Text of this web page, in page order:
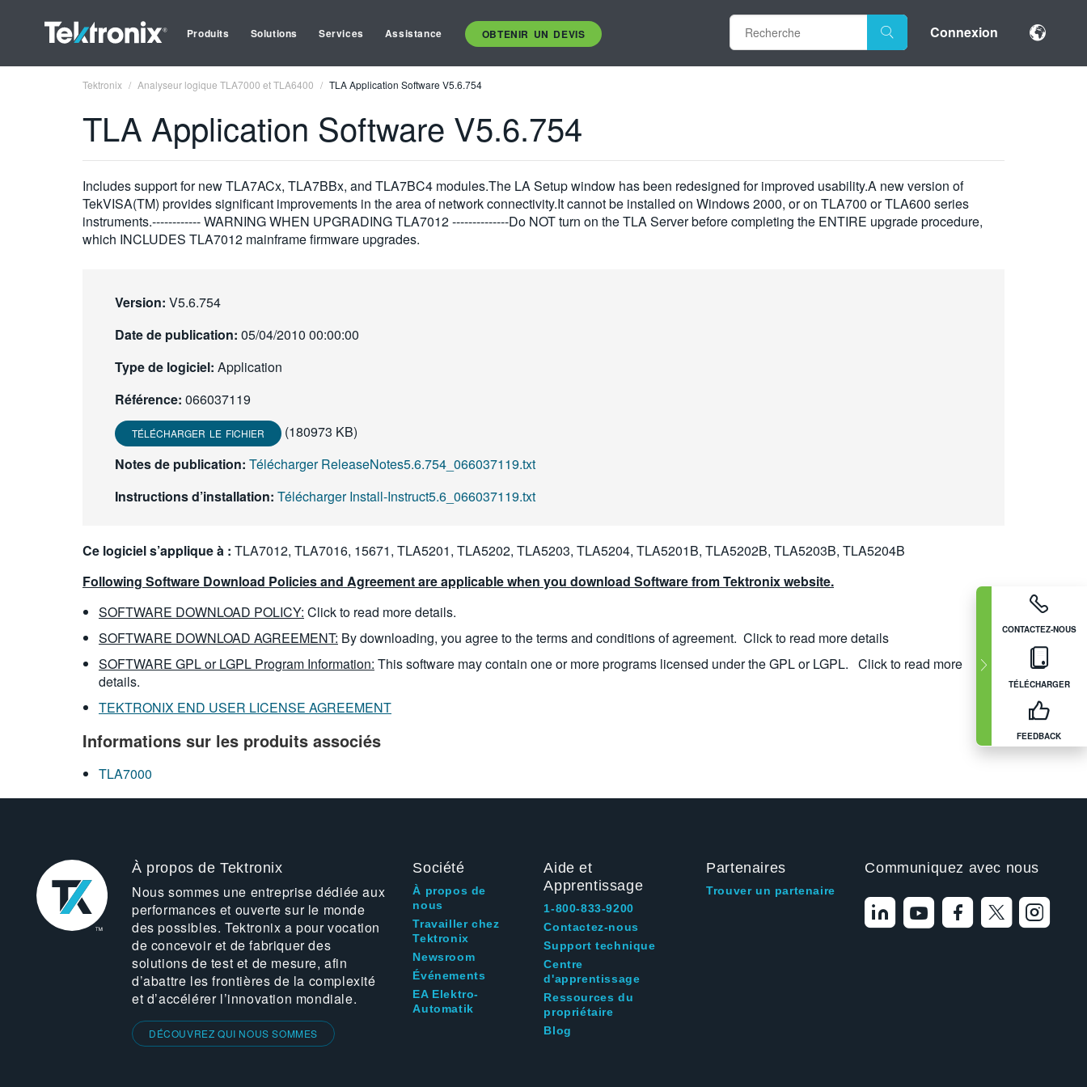
Produits Solutions Services Assistance OBTENIR UN DEVIS Connexion
CONTACTEZ-NOUS
TÉLÉCHARGER
FEEDBACK
Tektronix Analyseur logique TLA7000 et TLA6400 TLA Application Software V5.6.754
TLA Application Software V5.6.754
Includes support for new TLA7ACx, TLA7BBx, and TLA7BC4 modules.The LA Setup window has been redesigned for improved usability.A new version of
TekVISA(TM) provides significant improvements in the area of network connectivity.It cannot be installed on Windows 2000, or on TLA700 or TLA600 series
instruments.------------ WARNING WHEN UPGRADING TLA7012 --------------Do NOT turn on the TLA Server before completing the ENTIRE upgrade procedure,
which INCLUDES TLA7012 mainframe firmware upgrades.
Version: V5.6.754
Date de publication: 05/04/2010 00:00:00
Type de logiciel: Application
Référence: 066037119
TÉLÉCHARGER LE FICHIER
(180973 KB)
Notes de publication: Télécharger ReleaseNotes5.6.754_066037119.txt
Instructions d’installation: Télécharger Install-Instruct5.6_066037119.txt
Ce logiciel s’applique à : TLA7012, TLA7016, 15671, TLA5201, TLA5202, TLA5203, TLA5204, TLA5201B, TLA5202B, TLA5203B, TLA5204B
Following Software Download Policies and Agreement are applicable when you download Software from Tektronix website.
SOFTWARE DOWNLOAD POLICY: Click to read more details.
SOFTWARE DOWNLOAD AGREEMENT: By downloading, you agree to the terms and conditions of agreement. Click to read more details
SOFTWARE GPL or LGPL Program Information: This software may contain one or more programs licensed under the GPL or LGPL. Click to read more
details.
TEKTRONIX END USER LICENSE AGREEMENT
Informations sur les produits associés
TLA7000
À propos de Tektronix
Nous sommes une entreprise dédiée aux
performances et ouverte sur le monde
des possibles. Tektronix a pour vocation
de concevoir et de fabriquer des
solutions de test et de mesure, afin
d’abattre les frontières de la complexité
et d’accélérer l’innovation mondiale.
DÉCOUVREZ QUI NOUS SOMMES
Société
À propos de
nous
Travailler chez
Tektronix
Newsroom
Événements
EA Elektro-
Automatik
Aide et
Apprentissage
1-800-833-9200
Contactez-nous
Support technique
Centre
d'apprentissage
Ressources du
propriétaire
Blog
Partenaires
Trouver un partenaire
Communiquez avec nous